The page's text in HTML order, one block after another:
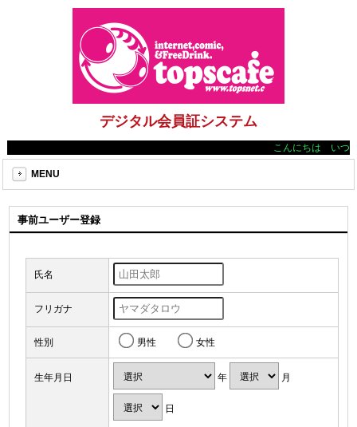
デジタル会員証システム
こんにちは いつ
MENU
事前ユーザー登録
氏名
フリガナ
性別 男性 女性
生年月日 年 月
日